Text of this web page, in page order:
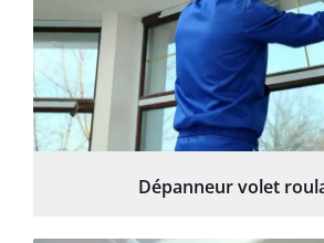
Dépanneur volet